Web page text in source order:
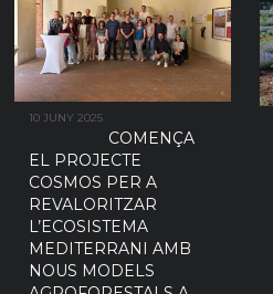
10 JUNY 2025
COMENÇA
EL PROJECTE
COSMOS PER A
REVALORITZAR
L’ECOSISTEMA
MEDITERRANI AMB
NOUS MODELS